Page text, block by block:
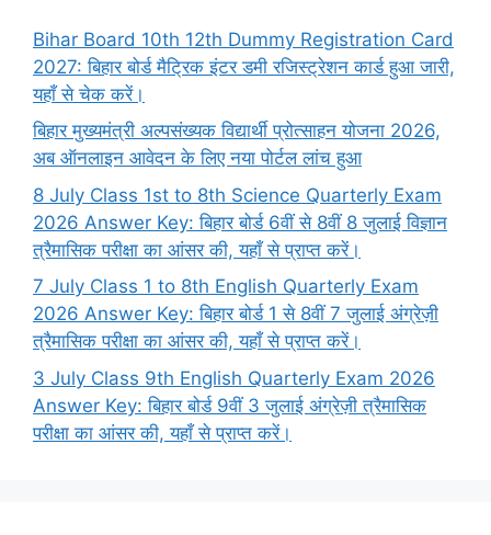
Bihar Board 10th 12th Dummy Registration Card
2027: बिहार बोर्ड मैट्रिक इंटर डमी रजिस्ट्रेशन कार्ड हुआ जारी,
यहाँ से चेक करें।
बिहार मुख्यमंत्री अल्पसंख्यक विद्यार्थी प्रोत्साहन योजना 2026,
अब ऑनलाइन आवेदन के लिए नया पोर्टल लांच हुआ
8 July Class 1st to 8th Science Quarterly Exam
2026 Answer Key: बिहार बोर्ड 6वीं से 8वीं 8 जुलाई विज्ञान
त्रैमासिक परीक्षा का आंसर की, यहाँ से प्राप्त करें।
7 July Class 1 to 8th English Quarterly Exam
2026 Answer Key: बिहार बोर्ड 1 से 8वीं 7 जुलाई अंग्रेज़ी
त्रैमासिक परीक्षा का आंसर की, यहाँ से प्राप्त करें।
3 July Class 9th English Quarterly Exam 2026
Answer Key: बिहार बोर्ड 9वीं 3 जुलाई अंग्रेज़ी त्रैमासिक
परीक्षा का आंसर की, यहाँ से प्राप्त करें।